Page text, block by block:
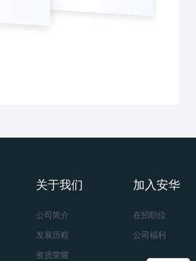
关于我们
公司简介
发展历程
资质荣耀
加入安华
在招职位
公司福利